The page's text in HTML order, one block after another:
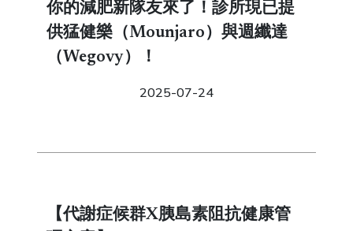
你的減肥新隊友來了！診所現已提
供猛健樂（Mounjaro）與週纖達
（Wegovy）！
2025-07-24
【代謝症候群X胰島素阻抗健康管